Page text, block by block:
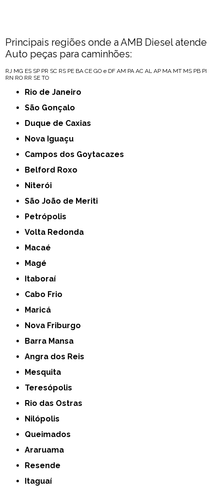
Principais regiões onde a AMB Diesel atende
Auto peças para caminhões:
RJ MG ES SP PR SC RS PE BA CE GO e DF AM PA AC AL AP MA MT MS PB PI
RN RO RR SE TO
Rio de Janeiro
São Gonçalo
Duque de Caxias
Nova Iguaçu
Campos dos Goytacazes
Belford Roxo
Niterói
São João de Meriti
Petrópolis
Volta Redonda
Macaé
Magé
Itaboraí
Cabo Frio
Maricá
Nova Friburgo
Barra Mansa
Angra dos Reis
Mesquita
Teresópolis
Rio das Ostras
Nilópolis
Queimados
Araruama
Resende
Itaguaí